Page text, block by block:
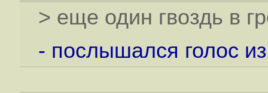
> еще один гвоздь в
- послышался голос